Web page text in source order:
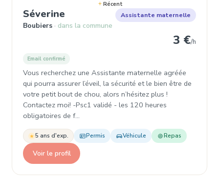
Récent
Séverine , Garde d'enfant
Boubiers dans la commune
Assistante maternelle
3 €/h
Email confirmé
Vous recherchez une Assistante maternelle agréée
qui pourra assurer l’éveil, la sécurité et le bien être de
votre petit bout de chou, alors n’hésitez plus !
Contactez moi! -Psc1 validé - les 120 heures
obligatoires de f…
5 ans d'exp. Permis Véhicule Repas
Voir le profil